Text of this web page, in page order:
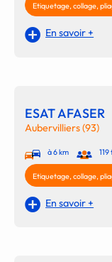
Etiquetage, collage,
En savoir +
ESAT AFASER
Aubervilliers (93)
à 6 km
Etiquetage, collage,
En savoir +